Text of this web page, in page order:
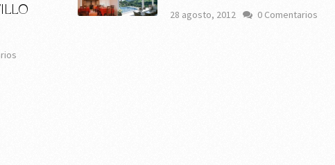
28 agosto, 2012 0 Comentarios